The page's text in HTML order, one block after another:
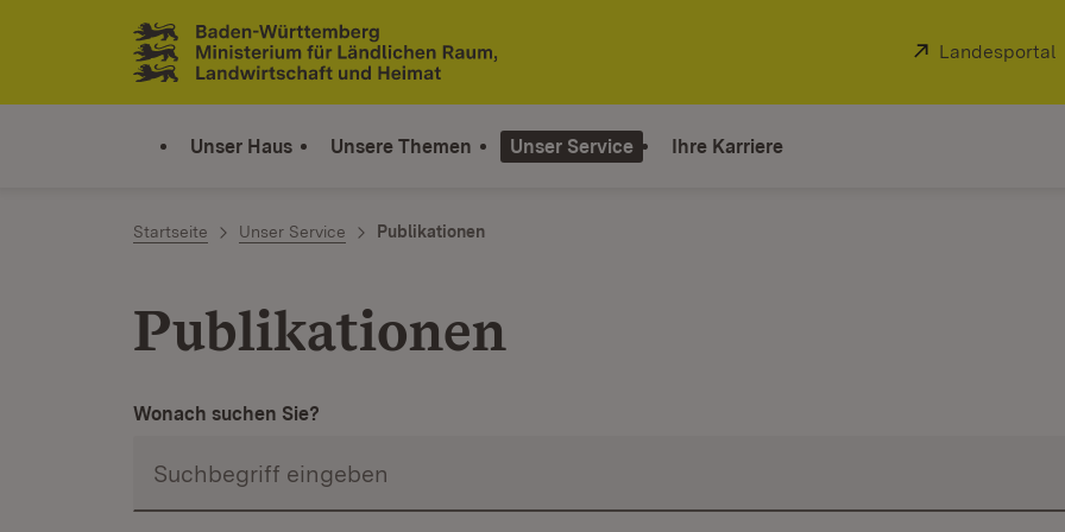
Zum Inhalt springen
Link zur Startseite
Extern:
Landesportal
Unser Haus Unsere Themen Unser Service Ihre Karriere
Startseite Unser Service Publikationen
Publikationen
Wonach suchen Sie?